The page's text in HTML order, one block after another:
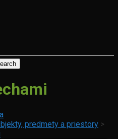
predmety a priestory >